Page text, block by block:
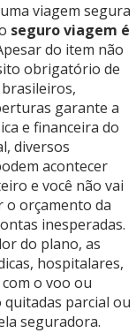
viagem segura
seguro viagem é
do item não
obrigatório de
garante a
e financeira do
diversos
acontecer
e você não vai
o orçamento da
inesperadas.
do plano, as
hospitalares,
o voo ou
quitadas parcial ou
seguradora.